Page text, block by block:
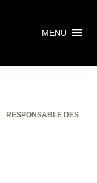
MENU
RESPONSABLE DES